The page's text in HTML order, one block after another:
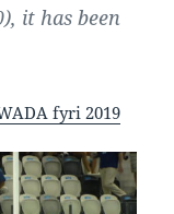
it has been
fyri 2019